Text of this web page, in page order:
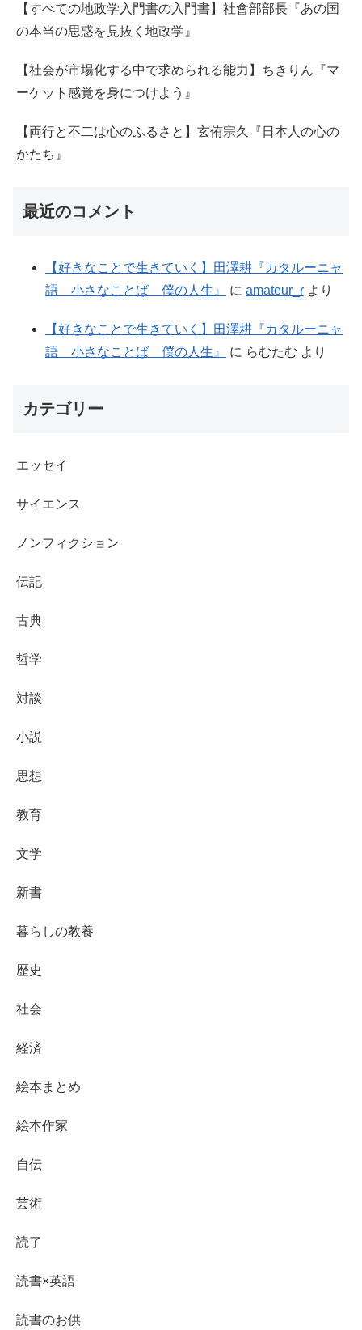
【すべての地政学入門書の入門書】社會部部長『あの国
の本当の思惑を見抜く地政学』
【社会が市場化する中で求められる能力】ちきりん『マ
ーケット感覚を身につけよう』
【両行と不二は心のふるさと】玄侑宗久『日本人の心の
かたち』
最近のコメント
【好きなことで生きていく】田澤耕『カタルーニャ
語 小さなことば 僕の人生』
に amateur_r より
【好きなことで生きていく】田澤耕『カタルーニャ
語 小さなことば 僕の人生』
に らむたむ より
カテゴリー
エッセイ
サイエンス
ノンフィクション
伝記
古典
哲学
対談
小説
思想
教育
文学
新書
暮らしの教養
歴史
社会
経済
絵本まとめ
絵本作家
自伝
芸術
読了
読書×英語
読書のお供